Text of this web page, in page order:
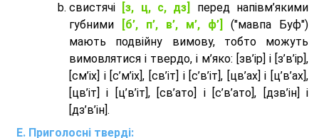
cвистячі
[з, ц, с, дз]
перед напівм’якими
губними
[б’, п’, в’, м’, ф’]
("мавпа Буф")
мають подвійну вимову, тобто можуть
вимовлятися і твердо, і м’яко: [зв’ір] і [з’в’ір],
[см’іх] і [с’м’іх], [св’іт] і [с’в’іт], [цв’ах] і [ц’в’ах],
[цв’іт] і [ц’в’іт], [св’ато] і [с’в’ато], [дзв’iн] і
[дз’в’iн].
Приголосні тверді: